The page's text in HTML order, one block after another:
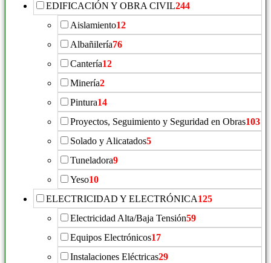
EDIFICACIÓN Y OBRA CIVIL244
Aislamiento12
Albañilería76
Cantería12
Minería2
Pintura14
Proyectos, Seguimiento y Seguridad en Obras103
Solado y Alicatados5
Tuneladora9
Yeso10
ELECTRICIDAD Y ELECTRÓNICA125
Electricidad Alta/Baja Tensión59
Equipos Electrónicos17
Instalaciones Eléctricas29